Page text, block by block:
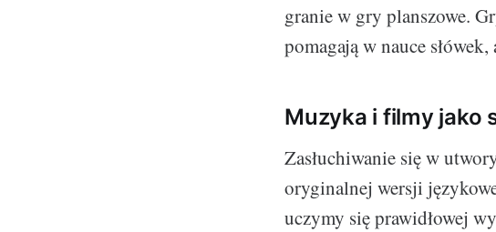
granie w gry planszowe.
pomagają w nauce
Muzyka i filmy jako
Zasłuchiwanie się w
oryginalnej wersji
uczymy się prawidłowej